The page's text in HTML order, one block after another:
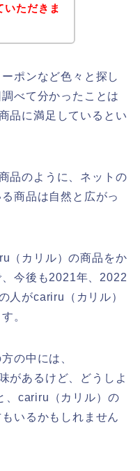
ただきま
ポンなど色々と探し
べて分かったことは
品に満足しているとい
品のように、ネットの
商品は自然と広がっ
（カリル）の商品をか
今後も2021年、2022
人がcariru（カリル）
。
の中には、
があるけど、どうしよ
、cariru（カリル）の
いるかもしれません